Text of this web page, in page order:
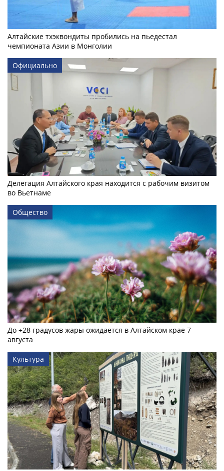
Алтайские тхэквондиты пробились на пьедестал
чемпионата Азии в Монголии
Официально
Делегация Алтайского края находится с рабочим визитом
во Вьетнаме
Общество
До +28 градусов жары ожидается в Алтайском крае 7
августа
Культура